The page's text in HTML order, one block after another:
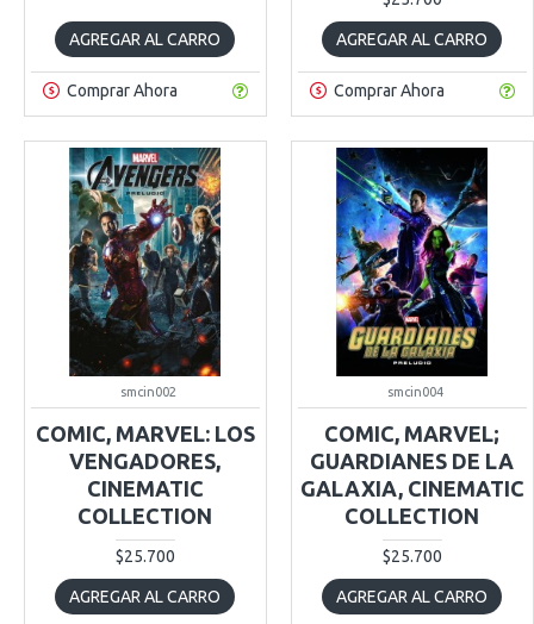
AGREGAR AL CARRO
Comprar Ahora
AGREGAR AL CARRO
Comprar Ahora
smcin002
COMIC, MARVEL: LOS
VENGADORES,
CINEMATIC
COLLECTION
$25.700
AGREGAR AL CARRO
smcin004
COMIC, MARVEL;
GUARDIANES DE LA
GALAXIA, CINEMATIC
COLLECTION
$25.700
AGREGAR AL CARRO